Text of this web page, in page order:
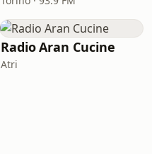
Radio Aran Cucine
Atri